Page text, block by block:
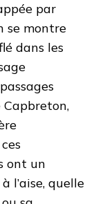
par
se montre
dans les
ont un
l’aise, quelle